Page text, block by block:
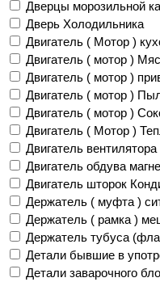
Дверцы морозильной
Дверь Холодильника
Двигатель ( Мотор )
Двигатель ( мотор )
Двигатель ( мотор )
Двигатель ( мотор )
Двигатель ( мотор )
Двигатель ( Мотор )
Двигатель
Двигатель обдува
Двигатель шторок
Держатель ( муфта )
Держатель ( рамка )
Держатель тубуса
Детали бывшие в
Детали заварочного